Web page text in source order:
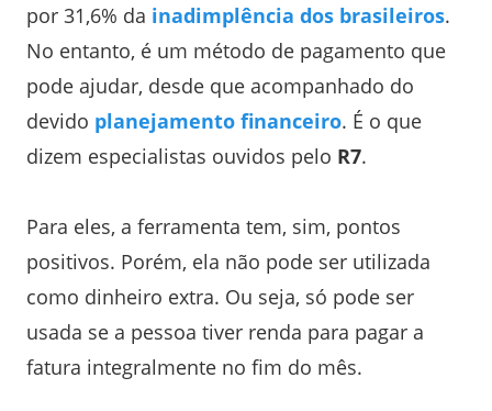
por 31,6% da inadimplência dos brasileiros.
No entanto, é um método de pagamento que
pode ajudar, desde que acompanhado do
devido planejamento financeiro. É o que
dizem especialistas ouvidos pelo R7.
Para eles, a ferramenta tem, sim, pontos
positivos. Porém, ela não pode ser utilizada
como dinheiro extra. Ou seja, só pode ser
usada se a pessoa tiver renda para pagar a
fatura integralmente no fim do mês.